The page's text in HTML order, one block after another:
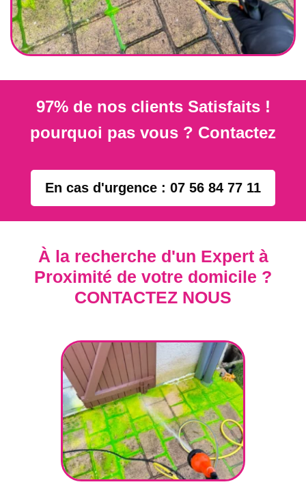
97% de nos clients Satisfaits !
pourquoi pas vous ? Contactez
En cas d'urgence : 07 56 84 77 11
À la recherche d'un Expert à
Proximité de votre domicile ?
CONTACTEZ NOUS